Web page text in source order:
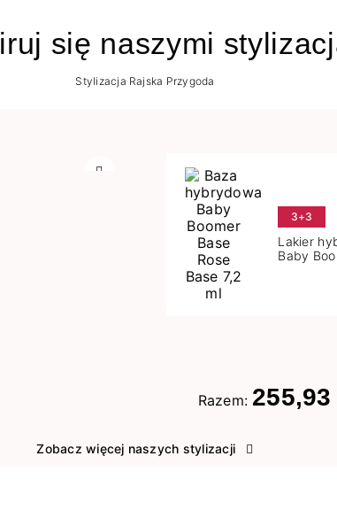
się naszymi
Stylizacja Rajska Przygoda
3+3
Lakier
Baby
Razem: 255,93
Zobacz więcej naszych stylizacji